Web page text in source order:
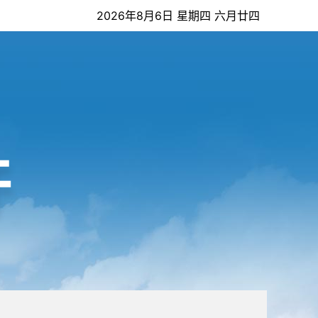
2026年8月6日 星期四 六月廿四